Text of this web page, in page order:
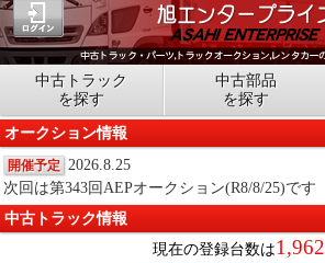
中古トラック
を探す
中古部品
を探す
オークション情報
開催予定
2026.8.25
次回は第343回AEPオークション(R8/8/25)です
中古トラック情報
現在の登録台数は1,962